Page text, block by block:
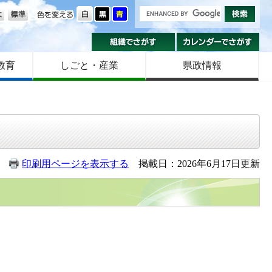
色を変える
大きさ
組織でさがす
育 しごと・産業 県政情報
印刷用ページを表示する 掲載日：2026年6月17日更新